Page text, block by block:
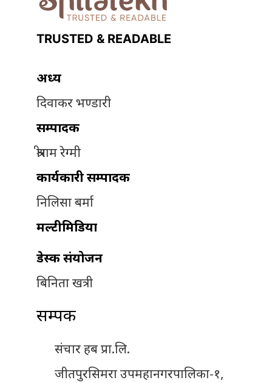
TRUSTED & READABLE
अध्यक्ष
दिवाकर भण्डारी
सम्पादक
श्रीराम रेग्मी
कार्यकारी सम्पादक
निलिसा बर्मा
मल्टीमिडिया
डेस्क संयोजन
बिनिता खत्री
सम्पर्क
संचार हब प्रा.लि.
जीतपुरसिमरा उपमहानगरपालिका-१,